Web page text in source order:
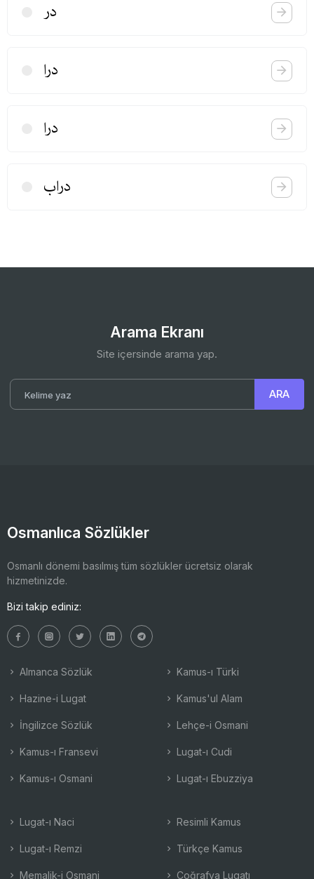
در
درا
درا
دراب
Arama Ekranı
Site içersinde arama yap.
Osmanlıca Sözlükler
Osmanlı dönemi basılmış tüm sözlükler ücretsiz olarak
hizmetinizde.
Bizi takip ediniz:
Almanca Sözlük
Hazine-i Lugat
İngilizce Sözlük
Kamus-ı Fransevi
Kamus-ı Osmani
Kamus-ı Türki
Kamus'ul Alam
Lehçe-i Osmani
Lugat-ı Cudi
Lugat-ı Ebuzziya
Lugat-ı Naci
Lugat-ı Remzi
Memalik-i Osmani
Resimli Kamus
Türkçe Kamus
Coğrafya Lugatı